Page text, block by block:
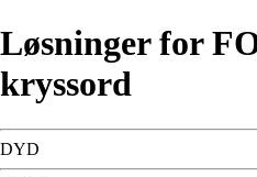
Løsninger for
kryssord
DYD